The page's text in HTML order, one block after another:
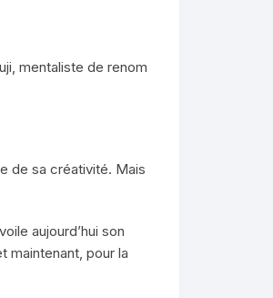
mentaliste de renom
de sa créativité. Mais
aujourd’hui son
maintenant, pour la